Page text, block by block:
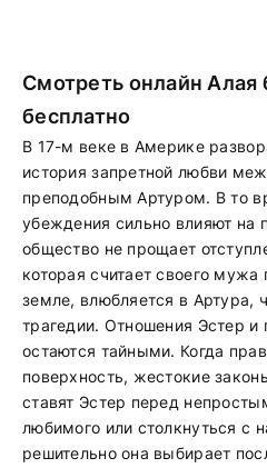
Смотреть онлайн Алая
бесплатно
В 17-м веке в Америке
история запретной любви
преподобным Артуром. В то
убеждения сильно влияют на
общество не прощает
которая считает своего
земле, влюбляется в Артура,
трагедии. Отношения Эстер и
остаются тайными. Когда
поверхность, жестокие
ставят Эстер перед
любимого или столкнуться с
решительно она выбирает